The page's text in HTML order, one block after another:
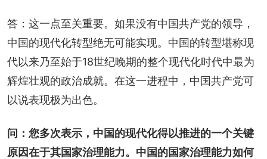
答：这一点至关重要。如果没有中国共产党的领导，
中国的现代化转型绝无可能实现。中国的转型堪称现
代以来乃至始于18世纪晚期的整个现代化时代中最为
辉煌壮观的政治成就。在这一进程中，中国共产党可
以说表现极为出色。
问：您多次表示，中国的现代化得以推进的一个关键
原因在于其国家治理能力。中国的国家治理能力如何